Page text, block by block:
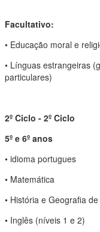
Facultativo:
• Educação moral e
• Línguas estrangeiras
particulares)
2º Ciclo - 2º Ciclo
5º e 6º anos
• idioma portugues
• Matemática
• História e Geografia
• Inglês (níveis 1 e 2)